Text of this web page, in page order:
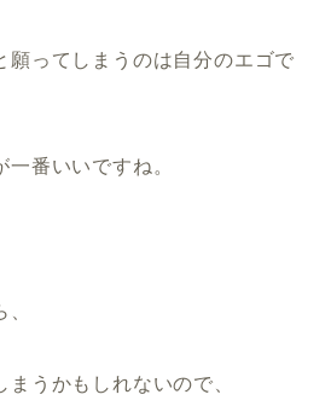
願ってしまうのは自分のエゴで
番いいですね。
うかもしれないので、